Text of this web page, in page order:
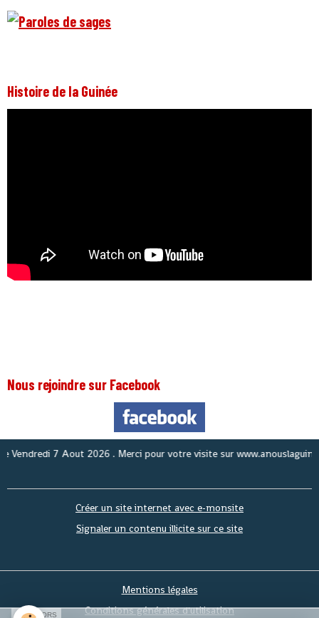
Histoire de la Guinée
Nous rejoindre sur Facebook
Créer un site internet avec e-monsite
Signaler un contenu illicite sur ce site
Mentions légales
Conditions générales d'utilisation
SPONSORS